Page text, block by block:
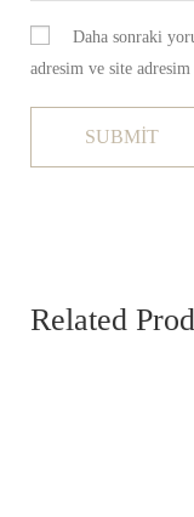
Daha sonraki
adresim ve site
Related